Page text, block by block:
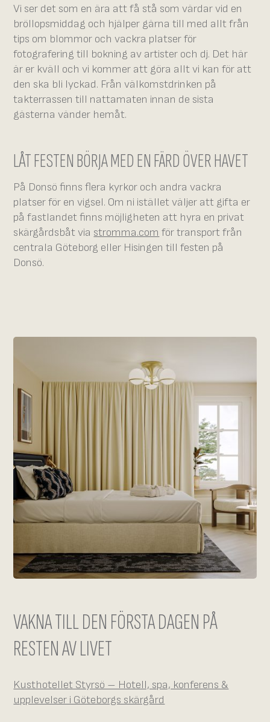
Vi ser det som en ära att få stå som värdar vid en
bröllopsmiddag och hjälper gärna till med allt från
tips om blommor och vackra platser för
fotografering till bokning av artister och dj. Det här
är er kväll och vi kommer att göra allt vi kan för att
den ska bli lyckad. Från välkomstdrinken på
takterrassen till nattamaten innan de sista
gästerna vänder hemåt.
LÅT FESTEN BÖRJA MED EN FÄRD ÖVER HAVET
På Donsö finns flera kyrkor och andra vackra
platser för en vigsel. Om ni istället väljer att gifta er
på fastlandet finns möjligheten att hyra en privat
skärgårdsbåt via stromma.com för transport från
centrala Göteborg eller Hisingen till festen på
Donsö.
VAKNA TILL DEN FÖRSTA DAGEN PÅ
RESTEN AV LIVET
Kusthotellet Styrsö – Hotell, spa, konferens &
upplevelser i Göteborgs skärgård